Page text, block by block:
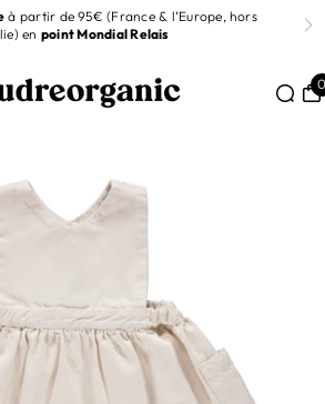
à partir de 95€ (France & l’Europe, hors
en point Mondial Relais